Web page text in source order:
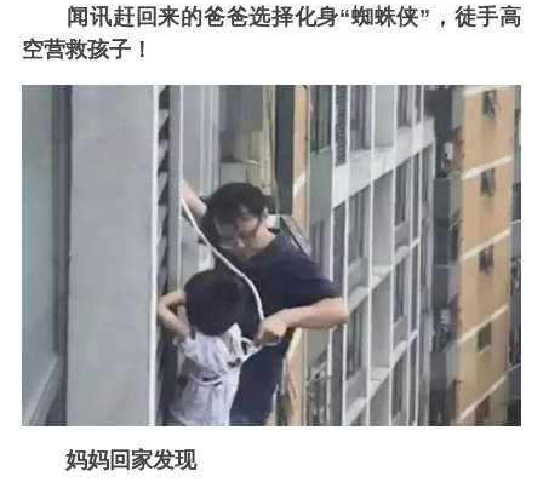
闻讯赶回来的爸爸选择化身“蜘蛛侠”，徒手高
空营救孩子！
妈妈回家发现